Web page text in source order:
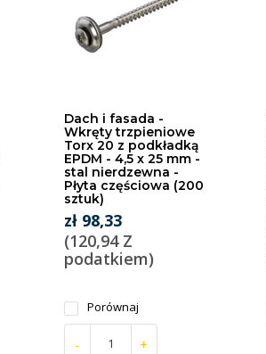
Dach i fasada -
Wkręty trzpieniowe
Torx 20 z podkładką
EPDM - 4,5 x 25 mm -
stal nierdzewna -
Płyta częściowa (200
sztuk)
zł 98,33
(120,94 Z
podatkiem)
Porównaj
- +